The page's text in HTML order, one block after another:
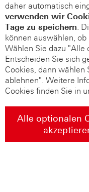
daher automatisch
verwenden wir
Tage zu speichern.
können auswählen,
Wählen Sie dazu "Alle
Entscheiden Sie sich
Cookies, dann wählen
ablehnen". Weitere
Cookies finden Sie in
Alle optionalen